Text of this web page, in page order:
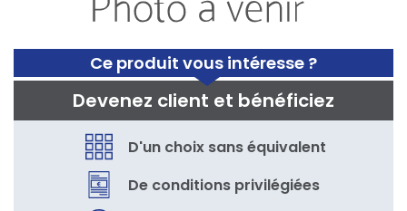
Ce produit vous intéresse ?
Devenez client et bénéficiez
D'un choix sans équivalent
De conditions privilégiées